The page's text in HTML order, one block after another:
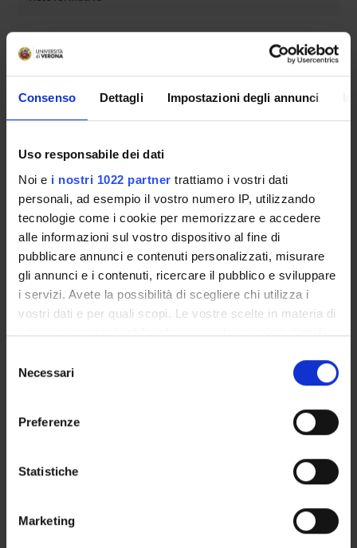
Consenso Dettagli Impostazioni degli annunci
Uso responsabile dei dati
Noi e i nostri 1022 partner trattiamo i vostri dati
personali, ad esempio il vostro numero IP, utilizzando
tecnologie come i cookie per memorizzare e accedere
alle informazioni sul vostro dispositivo al fine di
pubblicare annunci e contenuti personalizzati, misurare
gli annunci e i contenuti, ricercare il pubblico e sviluppare
i servizi. Avete la possibilità di scegliere chi utilizza i
vostri dati e per quali scopi. Le vostre scelte in materia di
privacy sono applicabili solo su questa proprietà digitale
modificare o revocare il proprio consenso in qualsiasi
momento dalla Dichiarazione sui cookie o facendo clic
raccogliere informazioni sulla tua posizione
geografica, con un'approssimazione di qualche
Identificare il tuo dispositivo, scansionandolo
delNecessari
Preferenze
Statistiche
Marketing
International Students
OFFERTA FORMATIVA
SEMESTRE FILTRO
CORSI DI LAUREA
CORSI DI LAUREA MAGISTRALE
POST LAUREA